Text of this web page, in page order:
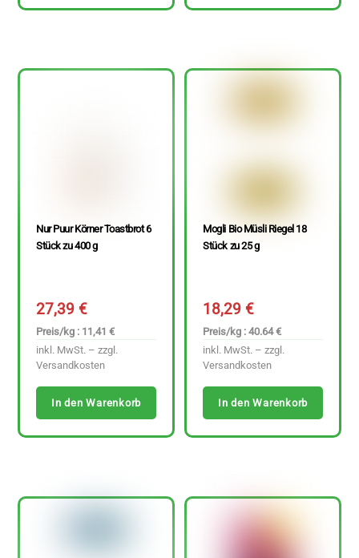
Nur Puur Körner Toastbrot 6
Stück zu 400 g
27,39€
Preis/kg : 11,41 €
inkl. MwSt. – zzgl.
Versandkosten
In den Warenkorb
Mogli Bio Müsli Riegel 18
Stück zu 25 g
18,29€
Preis/kg : 40.64 €
inkl. MwSt. – zzgl.
Versandkosten
In den Warenkorb